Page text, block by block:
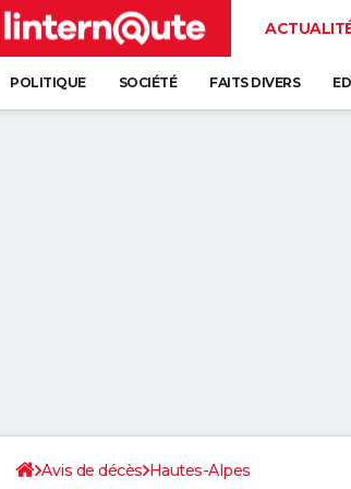
POLITIQUE SOCIÉTÉ FAITS DIVERS
Avis de décès Hautes-Alpes